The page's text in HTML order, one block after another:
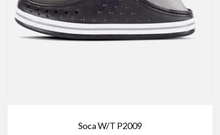
Soca W/T P2009